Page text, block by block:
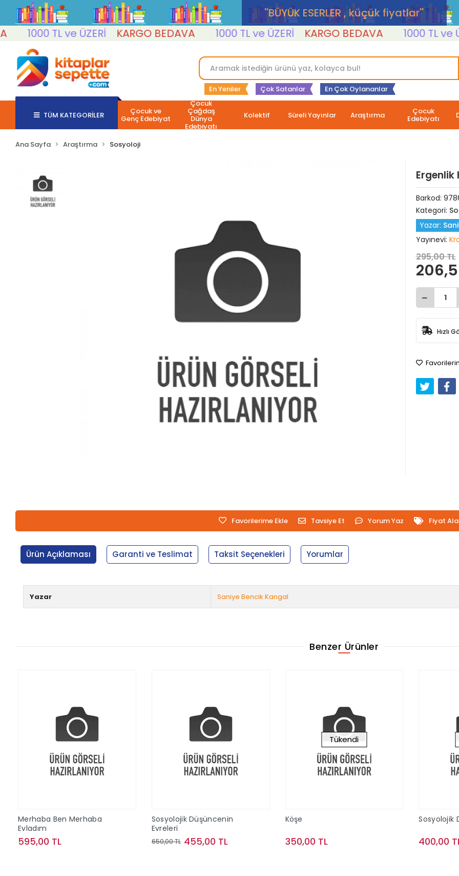
''BÜYÜK ESERLER , küçük fiyatlar''
1000 TL ve ÜZERİ
KARGO BEDAVA 1000 TL ve ÜZERİ KARGO BEDAVA 1000 TL ve
En Yeniler Çok Satanlar En Çok Oylananlar
TÜM KATEGORİLER Çocuk ve
Genç Edebiyat
Çocuk
Çağdaş
Dünya
Edebiyatı
Kolektif Süreli Yayınlar Araştırma Çocuk
Edebiyatı
Ana Sayfa Araştırma Sosyoloji
Ergenlik
Barkod:
Kategori:
Yazar:
Yayınevi:
295,00 TL
Hızlı
Favorilerime Ekle Tavsiye Et Yorum Yaz Fiyat
Ürün Açıklaması Garanti ve Teslimat Taksit Seçenekleri Yorumlar
Yazar Saniye Bencik Kangal
Benzer Ürünler
Merhaba Ben Merhaba
Evladım
595,00 TL
Sosyolojik Düşüncenin
Evreleri
650,00 TL 455,00 TL
Tükendi
Köşe
350,00 TL
Sosyolojik
400,00